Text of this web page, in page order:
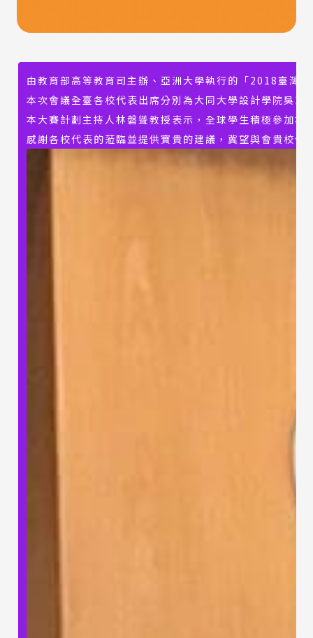
由教育部高等教育司主辦、亞洲大學執行的「2018臺灣
本次會議全臺各校代表出席分別為大同大學設計學院吳
本大賽計劃主持人林磐聳教授表示，全球學生積極參加
感謝各校代表的蒞臨並提供寶貴的建議，冀望與會貴校